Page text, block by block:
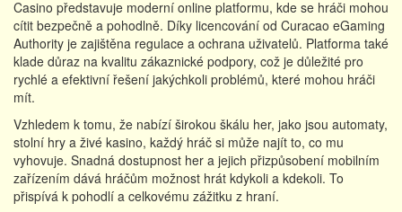
Casino představuje moderní online platformu, kde se hráči mohou
cítit bezpečně a pohodlně. Díky licencování od Curacao eGaming
Authority je zajištěna regulace a ochrana uživatelů. Platforma také
klade důraz na kvalitu zákaznické podpory, což je důležité pro
rychlé a efektivní řešení jakýchkoli problémů, které mohou hráči
mít.
Vzhledem k tomu, že nabízí širokou škálu her, jako jsou automaty,
stolní hry a živé kasino, každý hráč si může najít to, co mu
vyhovuje. Snadná dostupnost her a jejich přizpůsobení mobilním
zařízením dává hráčům možnost hrát kdykoli a kdekoli. To
přispívá k pohodlí a celkovému zážitku z hraní.